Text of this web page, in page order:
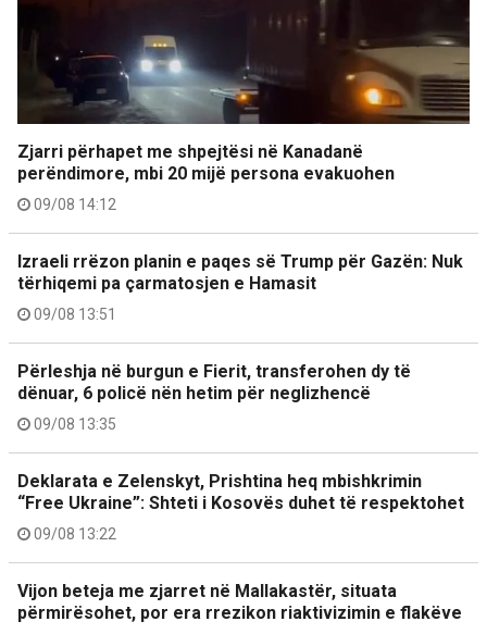
Zjarri përhapet me shpejtësi në Kanadanë
perëndimore, mbi 20 mijë persona evakuohen
09/08 14:12
Izraeli rrëzon planin e paqes së Trump për Gazën: Nuk
tërhiqemi pa çarmatosjen e Hamasit
09/08 13:51
Përleshja në burgun e Fierit, transferohen dy të
dënuar, 6 policë nën hetim për neglizhencë
09/08 13:35
Deklarata e Zelenskyt, Prishtina heq mbishkrimin
“Free Ukraine”: Shteti i Kosovës duhet të respektohet
09/08 13:22
Vijon beteja me zjarret në Mallakastër, situata
përmirësohet, por era rrezikon riaktivizimin e flakëve